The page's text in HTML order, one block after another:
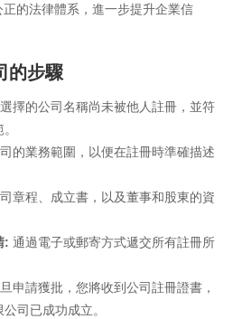
的法律體系，進一步提升企業信
的步驟
擇的公司名稱尚未被他人註冊，並符
的業務範圍，以便在註冊時準確描述
章程、成立書，以及董事和股東的資
: 通過電子或郵寄方式遞交所有註冊所
申請獲批，您將收到公司註冊證書，
司已成功成立。